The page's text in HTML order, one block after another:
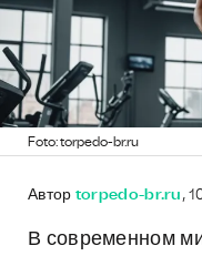
Foto: torpedo-br.ru
Автор torpedo-br.ru ,
В современном